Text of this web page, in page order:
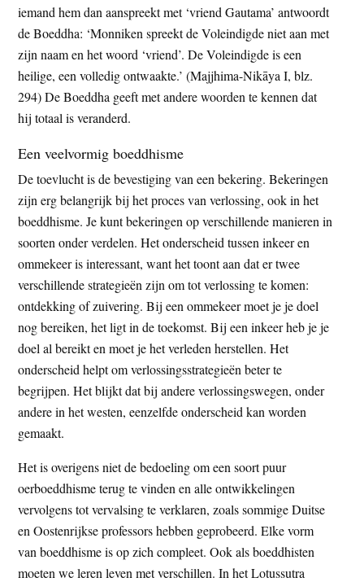
iemand hem dan aanspreekt met ‘vriend Gautama’ antwoordt
de Boeddha: ‘Monniken spreekt de Voleindigde niet aan met
zijn naam en het woord ‘vriend’. De Voleindigde is een
heilige, een volledig ontwaakte.’ (Majjhima-Nikāya I, blz.
294) De Boeddha geeft met andere woorden te kennen dat
hij totaal is veranderd.
Een veelvormig boeddhisme
De toevlucht is de bevestiging van een bekering. Bekeringen
zijn erg belangrijk bij het proces van verlossing, ook in het
boeddhisme. Je kunt bekeringen op verschillende manieren in
soorten onder verdelen. Het onderscheid tussen inkeer en
ommekeer is interessant, want het toont aan dat er twee
verschillende strategieën zijn om tot verlossing te komen:
ontdekking of zuivering. Bij een ommekeer moet je je doel
nog bereiken, het ligt in de toekomst. Bij een inkeer heb je je
doel al bereikt en moet je het verleden herstellen. Het
onderscheid helpt om verlossingsstrategieën beter te
begrijpen. Het blijkt dat bij andere verlossingswegen, onder
andere in het westen, eenzelfde onderscheid kan worden
gemaakt.
Het is overigens niet de bedoeling om een soort puur
oerboeddhisme terug te vinden en alle ontwikkelingen
vervolgens tot vervalsing te verklaren, zoals sommige Duitse
en Oostenrijkse professors hebben geprobeerd. Elke vorm
van boeddhisme is op zich compleet. Ook als boeddhisten
moeten we leren leven met verschillen. In het Lotussutra